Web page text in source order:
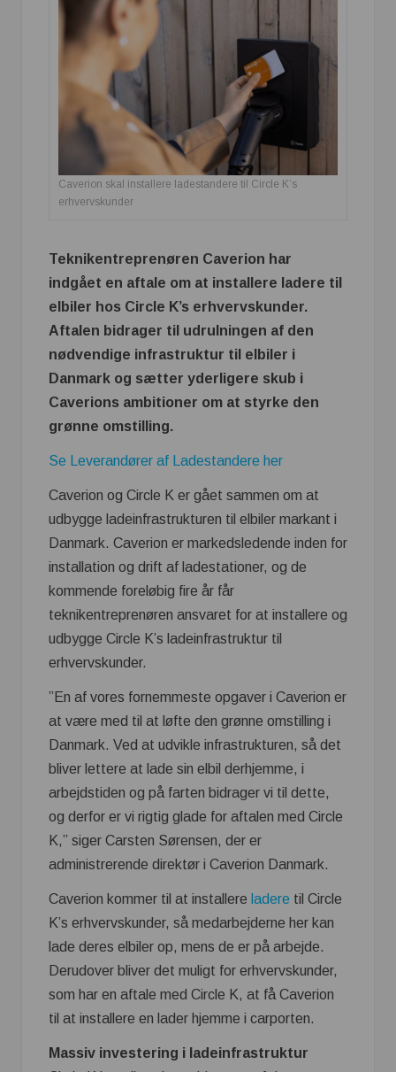
Caverion skal installere ladestandere til Circle K’s
erhvervskunder
Teknikentreprenøren Caverion har
indgået en aftale om at installere ladere til
elbiler hos Circle K’s erhvervskunder.
Aftalen bidrager til udrulningen af den
nødvendige infrastruktur til elbiler i
Danmark og sætter yderligere skub i
Caverions ambitioner om at styrke den
grønne omstilling.
Se Leverandører af Ladestandere her
Caverion og Circle K er gået sammen om at
udbygge ladeinfrastrukturen til elbiler markant i
Danmark. Caverion er markedsledende inden for
installation og drift af ladestationer, og de
kommende foreløbig fire år får
teknikentreprenøren ansvaret for at installere og
udbygge Circle K’s ladeinfrastruktur til
erhvervskunder.
”En af vores fornemmeste opgaver i Caverion er
at være med til at løfte den grønne omstilling i
Danmark. Ved at udvikle infrastrukturen, så det
bliver lettere at lade sin elbil derhjemme, i
arbejdstiden og på farten bidrager vi til dette,
og derfor er vi rigtig glade for aftalen med Circle
K,” siger Carsten Sørensen, der er
administrerende direktør i Caverion Danmark.
Caverion kommer til at installere ladere til Circle
K’s erhvervskunder, så medarbejderne her kan
lade deres elbiler op, mens de er på arbejde.
Derudover bliver det muligt for erhvervskunder,
som har en aftale med Circle K, at få Caverion
til at installere en lader hjemme i carporten.
Massiv investering i ladeinfrastruktur